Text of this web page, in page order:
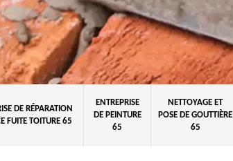
DE RÉPARATION
FUITE TOITURE 65
ENTREPRISE
DE PEINTURE
65
NETTOYAGE ET
POSE DE GOUTTIÈRE
65